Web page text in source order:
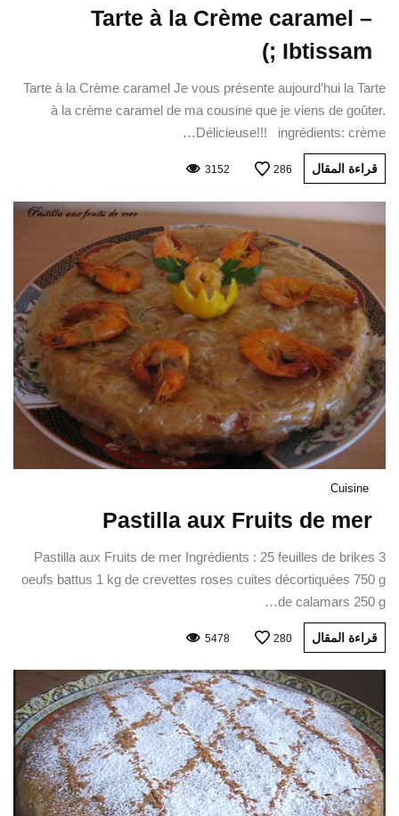
Tarte à la Crème caramel –
Ibtissam ;)
Tarte à la Crème caramel Je vous présente aujourd’hui la Tarte
à la crème caramel de ma cousine que je viens de goûter.
Délicieuse!!! ingrédients: crème…
قراءة المقال 286
3152
Cuisine
Pastilla aux Fruits de mer
Pastilla aux Fruits de mer Ingrédients : 25 feuilles de brikes 3
oeufs battus 1 kg de crevettes roses cuites décortiquées 750 g
de calamars 250 g…
قراءة المقال 280
5478